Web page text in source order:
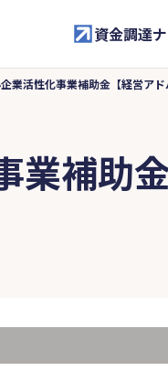
資金調達
業活性化事業補助金【経営アド
業補助